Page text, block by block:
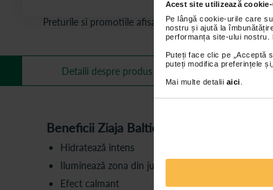
Acest site utilizează
Pe lângă cookie-urile care
nostru și ajută la
performanța site-ului nostru.
Puteți face clic pe „Acceptă
puteți modifica preferințele
Mai multe detalii aici
Preturile si promotiile afisate pe site in dreptul
Detalii despre produs
Beneficii Ziaja Baltic Home Spa, Crema
Hidratează intens
Iluminează zona din jurul ochilor
Efect calmant
Mai